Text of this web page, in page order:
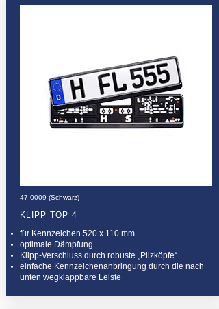
47-0009 (Schwarz)
KLIPP TOP 4
für Kennzeichen 520 x 110 mm
optimale Dämpfung
Klipp-Verschluss durch robuste „Pilzköpfe“
einfache Kennzeichenanbringung durch die nach
unten wegklappbare Leiste